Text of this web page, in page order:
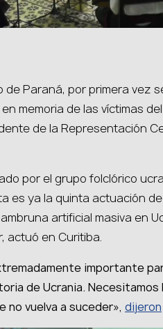
de Paraná, por primera vez
memoria de las víctimas
de la Representación
por el grupo folclórico
es ya la quinta actuación
artificial masiva en
actuó en Curitiba.
importante
de Ucrania.
no vuelva a suceder», dijeron